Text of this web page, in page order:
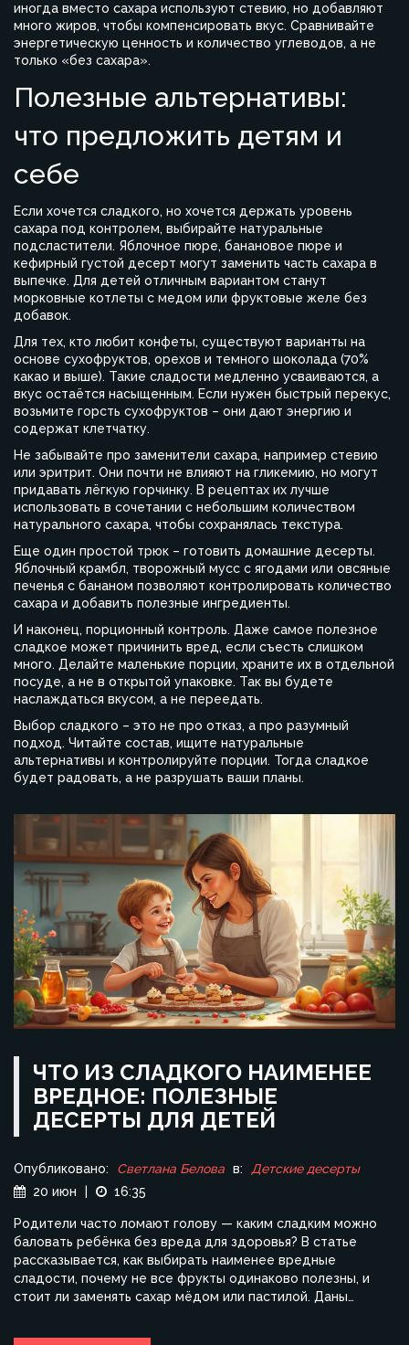
иногда вместо сахара используют стевию, но добавляют
много жиров, чтобы компенсировать вкус. Сравнивайте
энергетическую ценность и количество углеводов, а не
только «без сахара».
Полезные альтернативы:
что предложить детям и
себе
Если хочется сладкого, но хочется держать уровень
сахара под контролем, выбирайте натуральные
подсластители. Яблочное пюре, банановое пюре и
кефирный густой десерт могут заменить часть сахара в
выпечке. Для детей отличным вариантом станут
морковные котлеты с медом или фруктовые желе без
добавок.
Для тех, кто любит конфеты, существуют варианты на
основе сухофруктов, орехов и темного шоколада (70%
какао и выше). Такие сладости медленно усваиваются, а
вкус остаётся насыщенным. Если нужен быстрый перекус,
возьмите горсть сухофруктов – они дают энергию и
содержат клетчатку.
Не забывайте про заменители сахара, например стевию
или эритрит. Они почти не влияют на гликемию, но могут
придавать лёгкую горчинку. В рецептах их лучше
использовать в сочетании с небольшим количеством
натурального сахара, чтобы сохранялась текстура.
Еще один простой трюк – готовить домашние десерты.
Яблочный крамбл, творожный мусс с ягодами или овсяные
печенья с бананом позволяют контролировать количество
сахара и добавить полезные ингредиенты.
И наконец, порционный контроль. Даже самое полезное
сладкое может причинить вред, если съесть слишком
много. Делайте маленькие порции, храните их в отдельной
посуде, а не в открытой упаковке. Так вы будете
наслаждаться вкусом, а не переедать.
Выбор сладкого – это не про отказ, а про разумный
подход. Читайте состав, ищите натуральные
альтернативы и контролируйте порции. Тогда сладкое
будет радовать, а не разрушать ваши планы.
ЧТО ИЗ СЛАДКОГО НАИМЕНЕЕ
ВРЕДНОЕ: ПОЛЕЗНЫЕ
ДЕСЕРТЫ ДЛЯ ДЕТЕЙ
Опубликовано: Светлана Белова в:
Детские десерты
20 июн
16:35
Родители часто ломают голову — каким сладким можно
баловать ребёнка без вреда для здоровья? В статье
рассказывается, как выбирать наименее вредные
сладости, почему не все фрукты одинаково полезны, и
стоит ли заменять сахар мёдом или пастилой. Даны